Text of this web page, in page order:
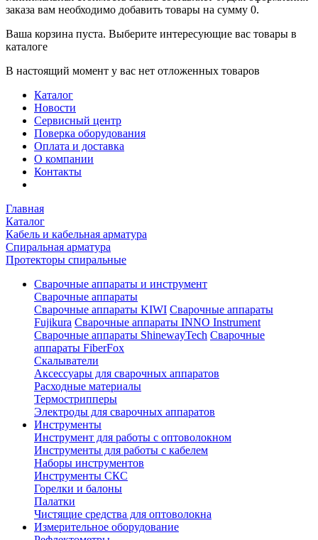
заказа вам необходимо добавить товары на сумму 0.
Ваша корзина пуста. Выберите интересующие вас товары в
каталоге
В настоящий момент у вас нет отложенных товаров
Каталог
Новости
Сервисный центр
Поверка оборудования
Оплата и доставка
О компании
Контакты
Главная
Каталог
Кабель и кабельная арматура
Спиральная арматура
Протекторы спиральные
Сварочные аппараты и инструмент
Сварочные аппараты
Сварочные аппараты KIWI Сварочные аппараты
Fujikura Сварочные аппараты INNO Instrument
Сварочные аппараты ShinewayTech Cварочные
аппараты FiberFox
Скалыватели
Аксессуары для сварочных аппаратов
Расходные материалы
Термострипперы
Электроды для сварочных аппаратов
Инструменты
Инструмент для работы с оптоволокном
Инструменты для работы с кабелем
Наборы инструментов
Инструменты СКС
Горелки и балоны
Палатки
Чистящие средства для оптоволокна
Измерительное оборудование